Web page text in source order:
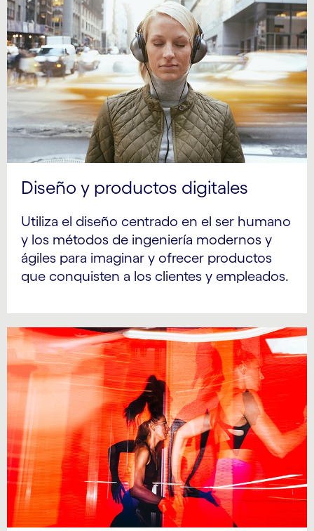
Diseño y productos digitales
Utiliza el diseño centrado en el ser humano
y los métodos de ingeniería modernos y
ágiles para imaginar y ofrecer productos
que conquisten a los clientes y empleados.